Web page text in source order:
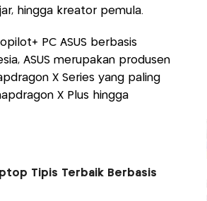
hingga kreator pemula.
PC ASUS berbasis
ASUS merupakan produsen
X Series yang paling
X Plus hingga
Tipis Terbaik Berbasis